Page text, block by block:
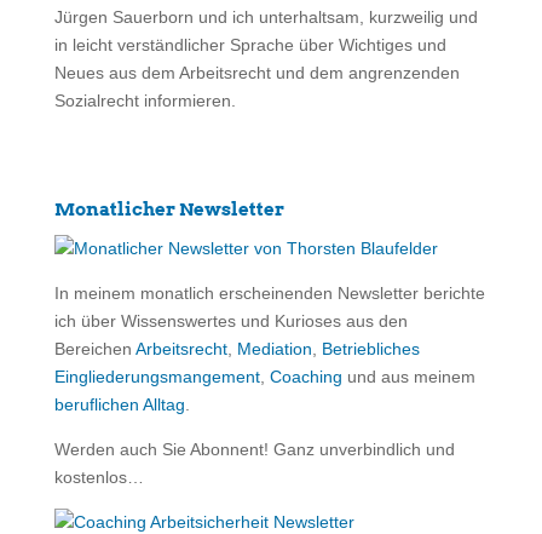
Jürgen Sauerborn und ich unterhaltsam, kurzweilig und
in leicht verständlicher Sprache über Wichtiges und
Neues aus dem Arbeitsrecht und dem angrenzenden
Sozialrecht informieren.
Monatlicher Newsletter
In meinem monatlich erscheinenden Newsletter berichte
ich über Wissenswertes und Kurioses aus den
Bereichen Arbeitsrecht, Mediation
Betriebliches
Eingliederungsmangement, Coaching und aus meinem
beruflichen Alltag
Werden auch Sie Abonnent! Ganz unverbindlich und
kostenlos…